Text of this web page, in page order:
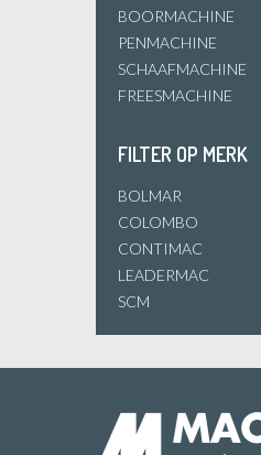
BOORMACHINE
PENMACHINE
SCHAAFMACHINE
FREESMACHINE
FILTER OP MERK
BOLMAR
COLOMBO
CONTIMAC
LEADERMAC
SCM